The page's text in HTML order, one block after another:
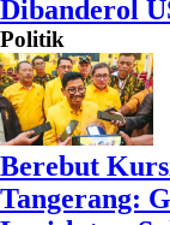
Dibanderol
Politik
Berebut
Tangerang: